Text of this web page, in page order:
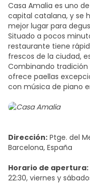
Casa Amalia es uno
capital catalana, y se
mejor lugar para
Situado a pocos
restaurante tiene
frescos de la ciudad,
Combinando
ofrece paellas
con música de piano
Dirección: Ptge. del
Barcelona, España
Horario de apertura:
22:30, viernes y